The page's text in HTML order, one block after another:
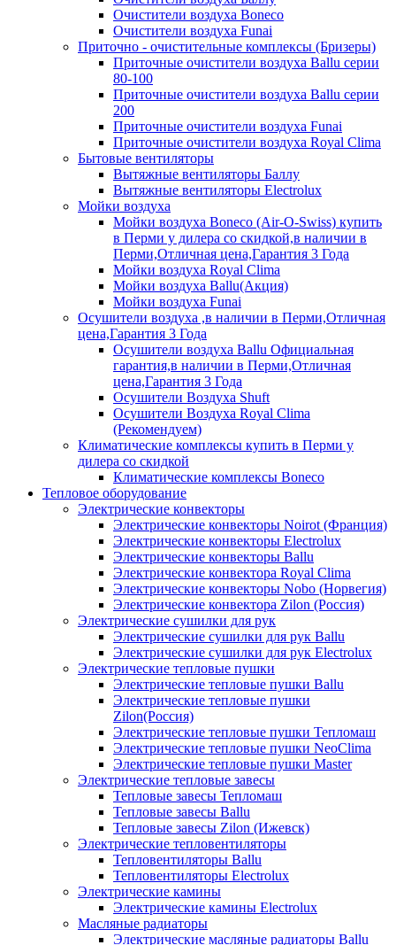
Очистители воздуха Boneco
Очистители воздуха Funai
Приточно - очистительные комплексы (Бризеры)
Приточные очистители воздуха Ballu серии
80-100
Приточные очистители воздуха Ballu серии
200
Приточные очистители воздуха Funai
Приточные очистители воздуха Royal Clima
Бытовые вентиляторы
Вытяжные вентиляторы Баллу
Вытяжные вентиляторы Electrolux
Мойки воздуха
Мойки воздуха Boneco (Air-O-Swiss) купить
в Перми у дилера со скидкой,в наличии в
Перми,Отличная цена,Гарантия 3 Года
Мойки воздуха Royal Clima
Мойки воздуха Ballu(Акция)
Мойки воздуха Funai
Осушители воздуха ,в наличии в Перми,Отличная
цена,Гарантия 3 Года
Осушители воздуха Ballu Официальная
гарантия,в наличии в Перми,Отличная
цена,Гарантия 3 Года
Осушители Воздуха Shuft
Осушители Воздуха Royal Clima
(Рекомендуем)
Климатические комплексы купить в Перми у
дилера со скидкой
Климатические комплексы Boneсo
Тепловое оборудование
Электрические конвекторы
Электрические конвекторы Noirot (Франция)
Электрические конвекторы Electrolux
Электрические конвекторы Ballu
Электрические конвектора Royal Clima
Электрические конвекторы Nobo (Норвегия)
Электрические конвектора Zilon (Россия)
Электрические сушилки для рук
Электрические сушилки для рук Ballu
Электрические сушилки для рук Electrolux
Электрические тепловые пушки
Электрические тепловые пушки Ballu
Электрические тепловые пушки
Zilon(Россия)
Электрические тепловые пушки Тепломаш
Электрические тепловые пушки NeoClima
Электрические тепловые пушки Master
Электрические тепловые завесы
Тепловые завесы Тепломаш
Тепловые завесы Ballu
Тепловые завесы Zilon (Ижевск)
Электрические тепловентиляторы
Тепловентиляторы Ballu
Тепловентиляторы Electrolux
Электрические камины
Электрические камины Electrolux
Масляные радиаторы
Электрические масляные радиаторы Ballu